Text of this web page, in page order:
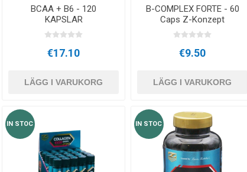
KINETOTERAPIBCAA + B6 - 120
KAPSLAR
€17.10
LÄGG I VARUKORG
B-COMPLEX FORTE - 60
Caps Z-Konzept
€9.50
LÄGG I VARUKORG
IN STOC IN STOC